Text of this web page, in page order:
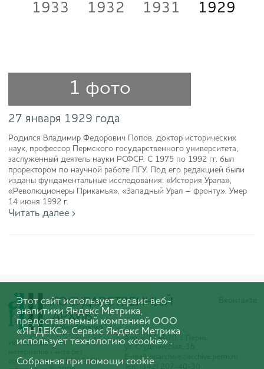
1933 1932 1931 1929
1 фото
27 января 1929 года
Родился Владимир Федорович Попов, доктор исторических
наук, профессор Пермского государственного университета,
заслуженный деятель науки РСФСР. С 1975 по 1992 гг. был
проректором по научной работе ПГУ. Под его редакцией были
изданы фундаментальные исследования: «История Урала»,
«Революционеры Прикамья», «Западный Урал – фронту». Умер
14 июня 1992 г.
Читать далее ›
Адрес: 614070, г. Пермь,
ул. Студенческая, 36
E-mail:
Тел.: (342) 207-40-30
Использование
согласования с ГКБУ ГАПК
Этот сайт использует сервис веб-
аналитики Яндекс Метрика,
предоставляемый компанией ООО
«ЯНДЕКС». Сервис Яндекс Метрика
использует технологию «cookie» .
Собранная при помощи cookie